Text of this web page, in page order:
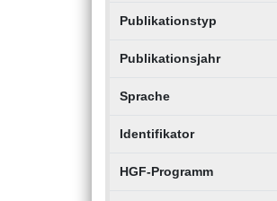
Publikationstyp
Publikationsjahr
Sprache
Identifikator
HGF-Programm